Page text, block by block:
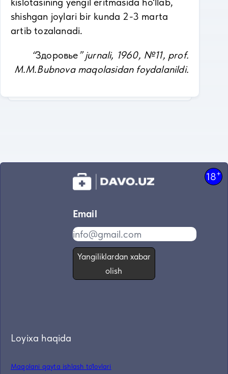
shishgan joylari bir kunda 2-3 marta
artib tozalanadi.
“Здоровье” jurnali, 1960, №11, prof.
M.M.Bubnova maqolasidan foydalanildi.
18+
Email
Yangiliklardan xabar
olish
Loyixa haqida
Maqolani qayta ishlash to'lovlari